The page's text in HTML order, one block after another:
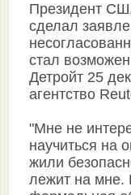
Президент
сделал
стал
Детройт 25
агентство
"Мне не
научиться на
жили
лежит на мне.